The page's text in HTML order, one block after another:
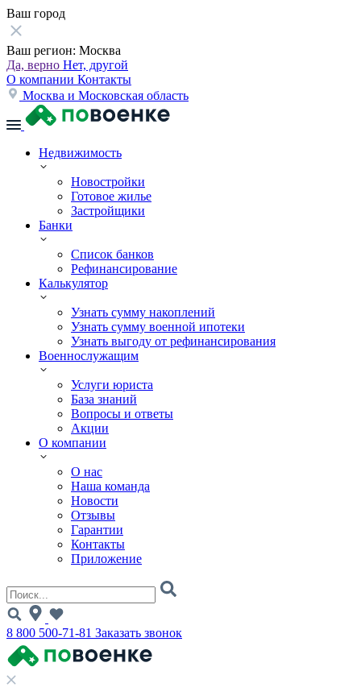
Ваш город
Ваш регион: Москва
Да, верно Нет, другой
О компании Контакты
Москва и Московская область
Недвижимость
Новостройки
Готовое жилье
Застройщики
Банки
Список банков
Рефинансирование
Калькулятор
Узнать сумму накоплений
Узнать сумму военной ипотеки
Узнать выгоду от рефинансирования
Военнослужащим
Услуги юриста
База знаний
Вопросы и ответы
Акции
О компании
О нас
Наша команда
Новости
Отзывы
Гарантии
Контакты
Приложение
8 800 500-71-81 Заказать звонок